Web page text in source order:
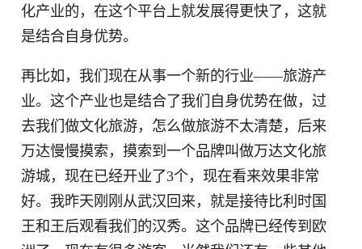
化产业的，在这个平台上就发展得更快了，这就
是结合自身优势。
再比如，我们现在从事一个新的行业——旅游产
业。这个产业也是结合了我们自身优势在做，过
去我们做文化旅游，怎么做旅游不太清楚，后来
万达慢慢摸索，摸索到一个品牌叫做万达文化旅
游城，现在已经开业了3个，现在看来效果非常
好。我昨天刚刚从武汉回来，就是接待比利时国
王和王后观看我们的汉秀。这个品牌已经传到欧